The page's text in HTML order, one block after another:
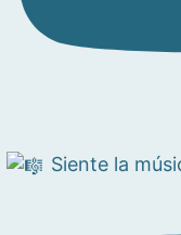
Siente la